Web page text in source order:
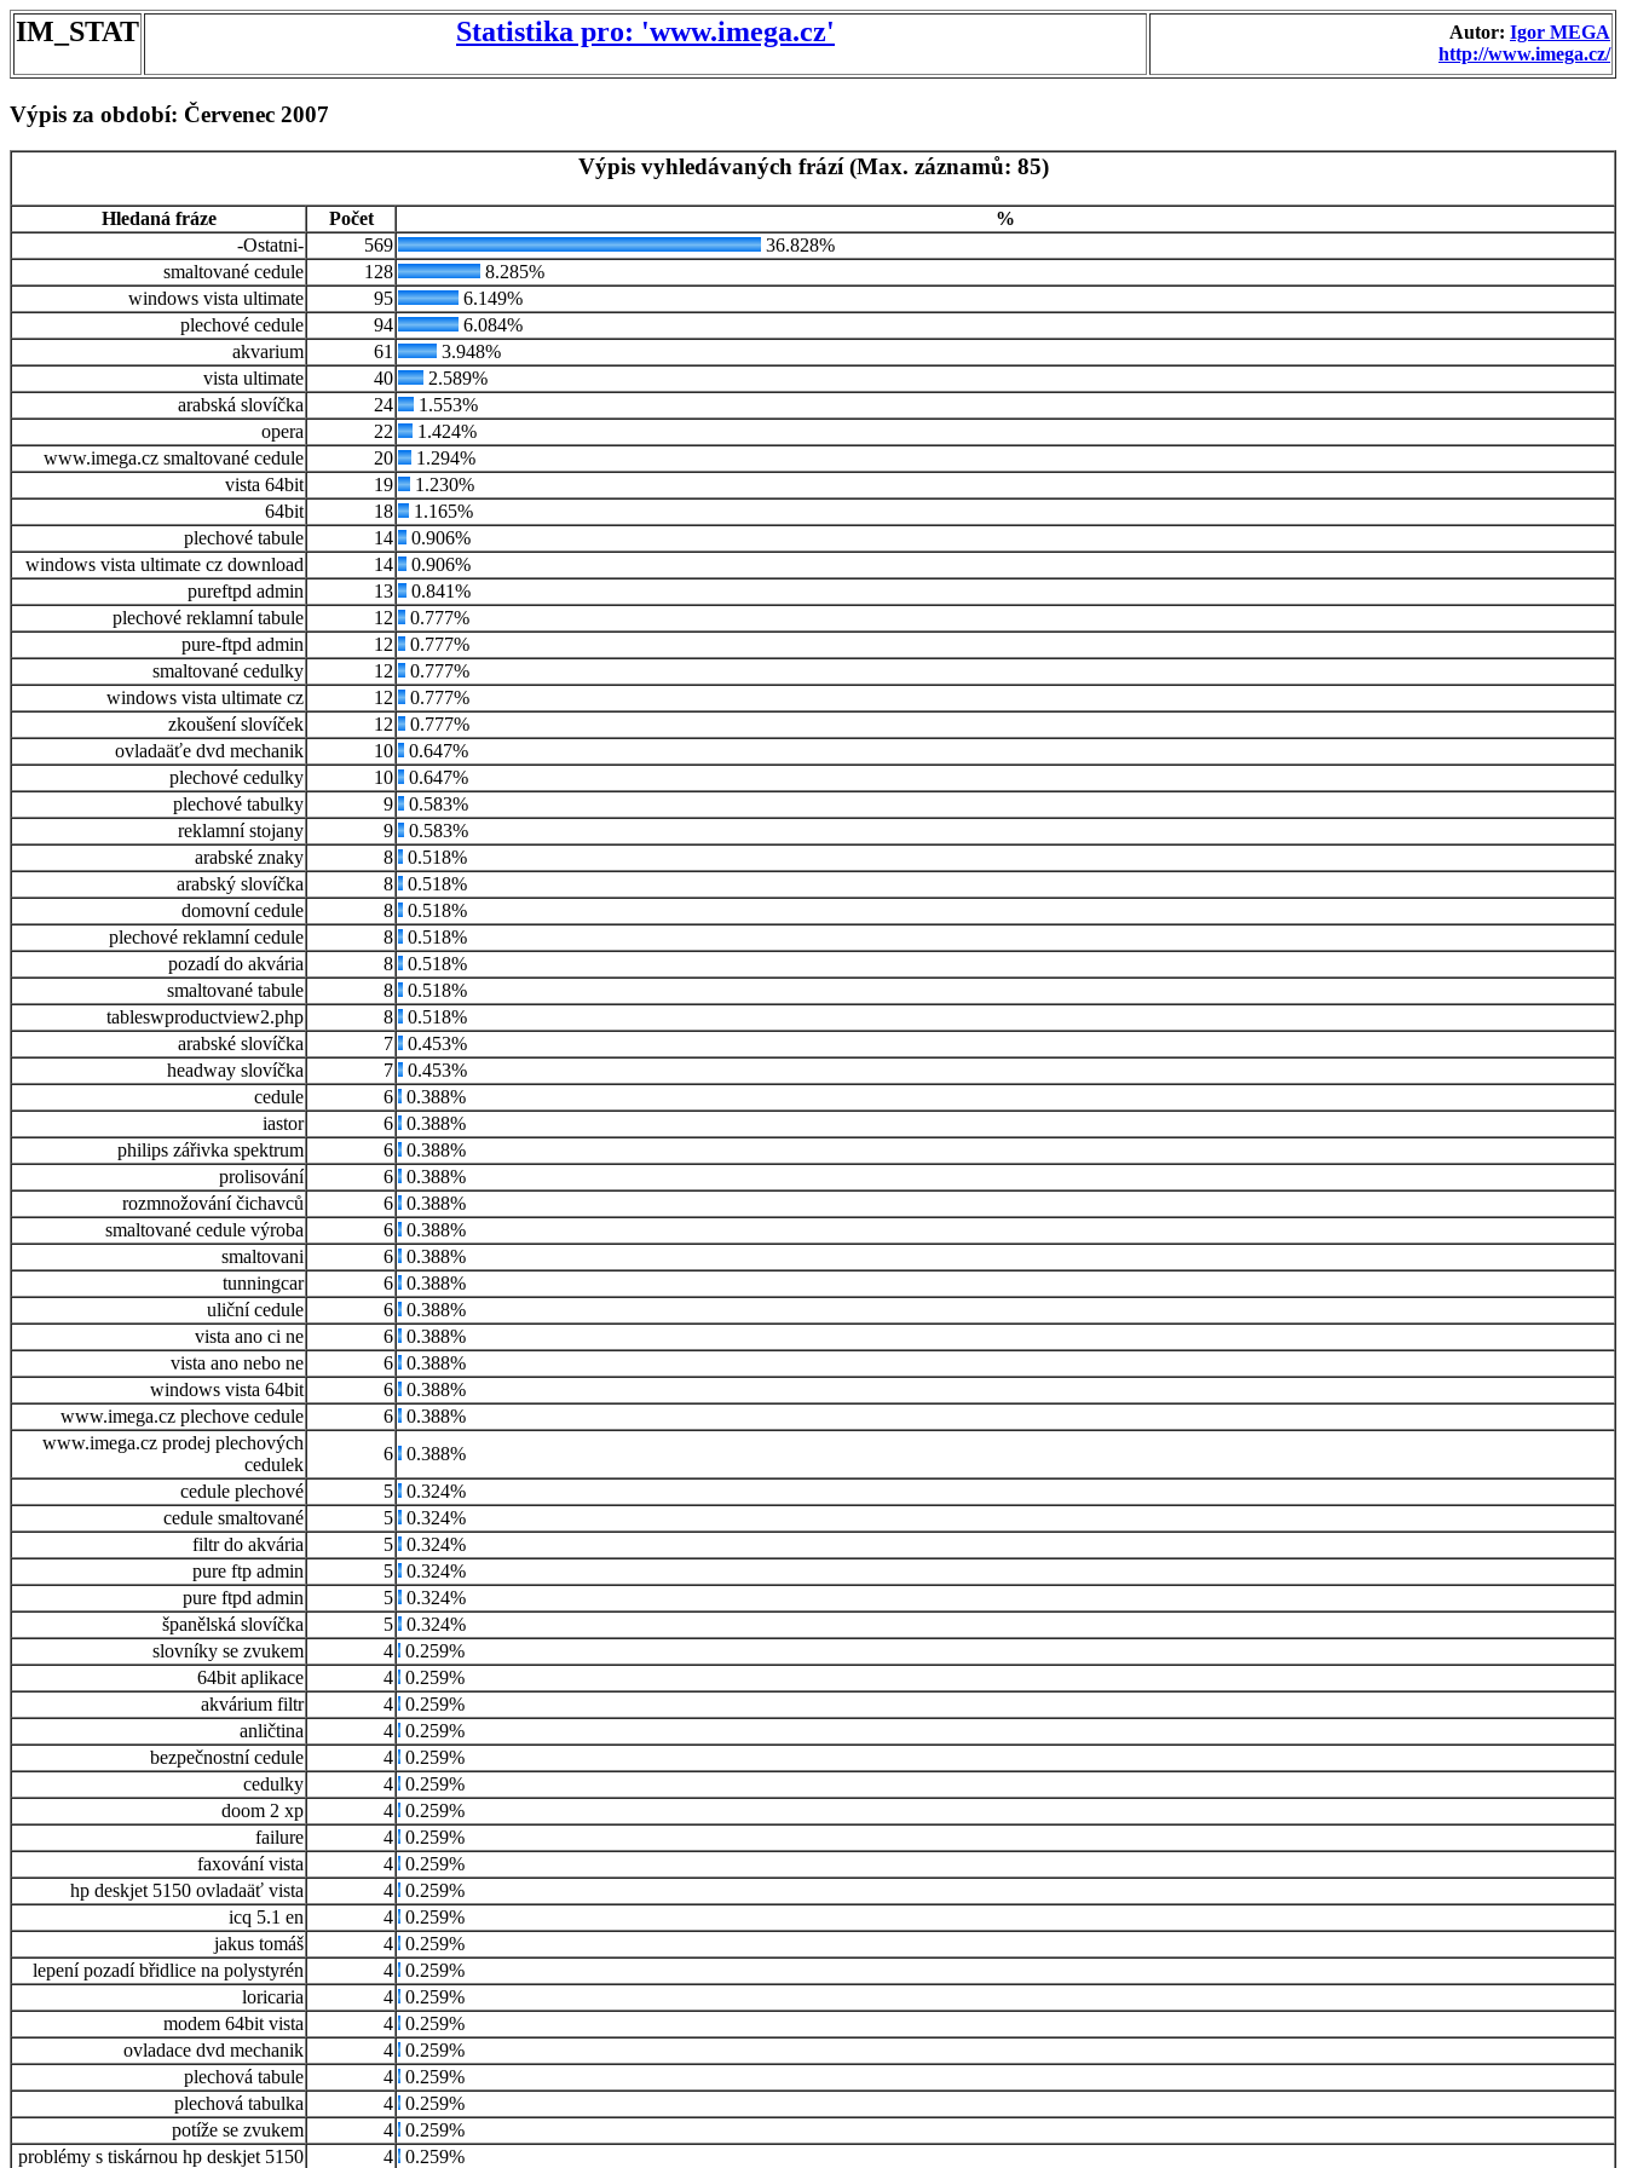
IM_STAT Statistika pro: 'www.imega.cz' Autor: Igor MEGA
http://www.imega.cz/
Výpis za období: Červenec 2007
Výpis vyhledávaných frází (Max. záznamů: 85)
Hledaná fráze Počet
%
-Ostatni-
569
36.828%
smaltované cedule
128
8.285%
windows vista ultimate
95
6.149%
plechové cedule
94
6.084%
akvarium
61
3.948%
vista ultimate
40
2.589%
arabská slovíčka
24
1.553%
opera
22
1.424%
www.imega.cz smaltované cedule
20
1.294%
vista 64bit
19
1.230%
64bit
18
1.165%
plechové tabule
14
0.906%
windows vista ultimate cz download
14
0.906%
pureftpd admin
13
0.841%
plechové reklamní tabule
12
0.777%
pure-ftpd admin
12
0.777%
smaltované cedulky
12
0.777%
windows vista ultimate cz
12
0.777%
zkoušení slovíček
12
0.777%
ovladaäťe dvd mechanik
10
0.647%
plechové cedulky
10
0.647%
plechové tabulky
9
0.583%
reklamní stojany
9
0.583%
arabské znaky
8
0.518%
arabský slovíčka
8
0.518%
domovní cedule
8
0.518%
plechové reklamní cedule
8
0.518%
pozadí do akvária
8
0.518%
smaltované tabule
8
0.518%
tableswproductview2.php
8
0.518%
arabské slovíčka
7
0.453%
headway slovíčka
7
0.453%
cedule
6
0.388%
iastor
6
0.388%
philips zářivka spektrum
6
0.388%
prolisování
6
0.388%
rozmnožování čichavců
6
0.388%
smaltované cedule výroba
6
0.388%
smaltovani
6
0.388%
tunningcar
6
0.388%
uliční cedule
6
0.388%
vista ano ci ne
6
0.388%
vista ano nebo ne
6
0.388%
windows vista 64bit
6
0.388%
www.imega.cz plechove cedule
6
0.388%
www.imega.cz prodej plechových
cedulek
6
0.388%
cedule plechové
5
0.324%
cedule smaltované
5
0.324%
filtr do akvária
5
0.324%
pure ftp admin
5
0.324%
pure ftpd admin
5
0.324%
španělská slovíčka
5
0.324%
slovníky se zvukem
4 0.259%
64bit aplikace
4 0.259%
akvárium filtr
4 0.259%
anličtina
4 0.259%
bezpečnostní cedule
4 0.259%
cedulky
4 0.259%
doom 2 xp
4 0.259%
failure
4 0.259%
faxování vista
4 0.259%
hp deskjet 5150 ovladaäť vista
4 0.259%
icq 5.1 en
4 0.259%
jakus tomáš
4 0.259%
lepení pozadí břidlice na polystyrén
4 0.259%
loricaria
4 0.259%
modem 64bit vista
4 0.259%
ovladace dvd mechanik
4 0.259%
plechová tabule
4 0.259%
plechová tabulka
4 0.259%
potíže se zvukem
4 0.259%
problémy s tiskárnou hp deskjet 5150
4 0.259%